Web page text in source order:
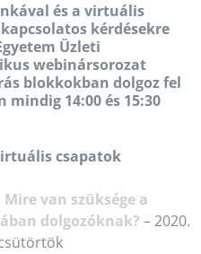
és a virtuális
kérdésekre
Üzleti
webinársorozat
blokkokban dolgoz fel
14:00 és 15:30
csapatok
van szüksége a
dolgozóknak? – 2020.